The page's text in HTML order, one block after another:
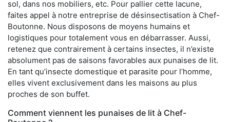
sol, dans nos mobiliers, etc. Pour pallier cette lacune,
faites appel à notre entreprise de désinsectisation à Chef-
Boutonne. Nous disposons de moyens humains et
logistiques pour totalement vous en débarrasser. Aussi,
retenez que contrairement à certains insectes, il n’existe
absolument pas de saisons favorables aux punaises de lit.
En tant qu’insecte domestique et parasite pour l’homme,
elles vivent exclusivement dans les maisons au plus
proches de son buffet.
Comment viennent les punaises de lit à Chef-